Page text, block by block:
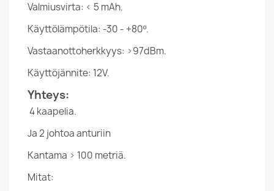
Valmiusvirta: < 5 mAh.
Käyttölämpötila: -30 - +80º.
Vastaanottoherkkyys: >97dBm.
Käyttöjännite: 12V.
Yhteys:
4 kaapelia.
Ja 2 johtoa anturiin
Kantama > 100 metriä.
Mitat: